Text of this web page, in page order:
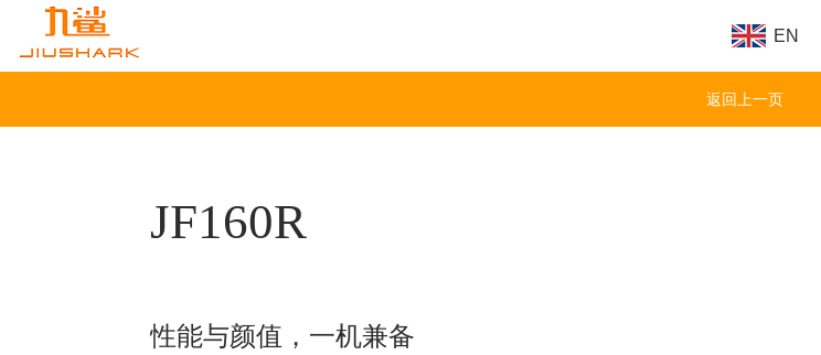
EN
返回上一页
JF160R
性能与颜值，一机兼备